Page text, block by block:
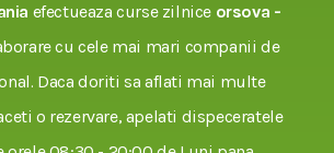
efectueaza curse zilnice orsova -
cu cele mai mari companii de
Daca doriti sa aflati mai multe
o rezervare, apelati dispeceratele